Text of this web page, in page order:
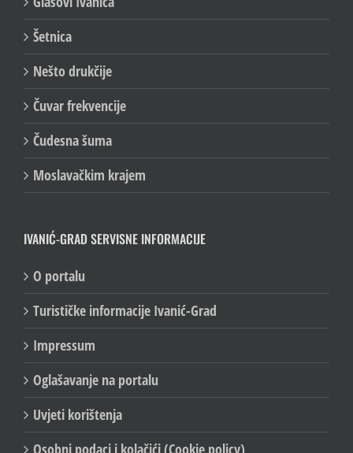
Glasovi Ivanića
Šetnica
Nešto drukčije
Čuvar frekvencije
Čudesna šuma
Moslavačkim krajem
IVANIĆ-GRAD SERVISNE INFORMACIJE
O portalu
Turističke informacije Ivanić-Grad
Impressum
Oglašavanje na portalu
Uvjeti korištenja